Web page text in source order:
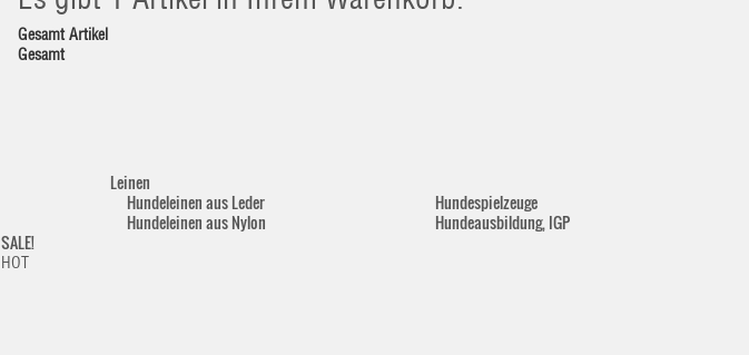
Gesamt Artikel
Gesamt
Leinen
Hundeleinen aus Leder
Hundeleinen aus Nylon
Hundespielzeuge
Hundeausbildung, IGP
SALE!
HOT